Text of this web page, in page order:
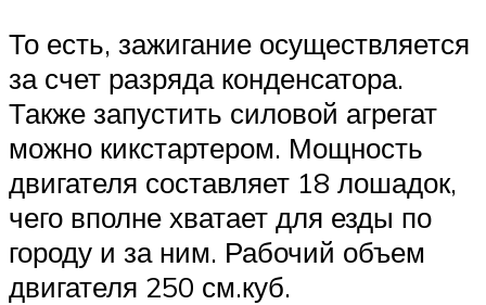
То есть, зажигание осуществляется
за счет разряда конденсатора.
Также запустить силовой агрегат
можно кикстартером. Мощность
двигателя составляет 18 лошадок,
чего вполне хватает для езды по
городу и за ним. Рабочий объем
двигателя 250 см.куб.